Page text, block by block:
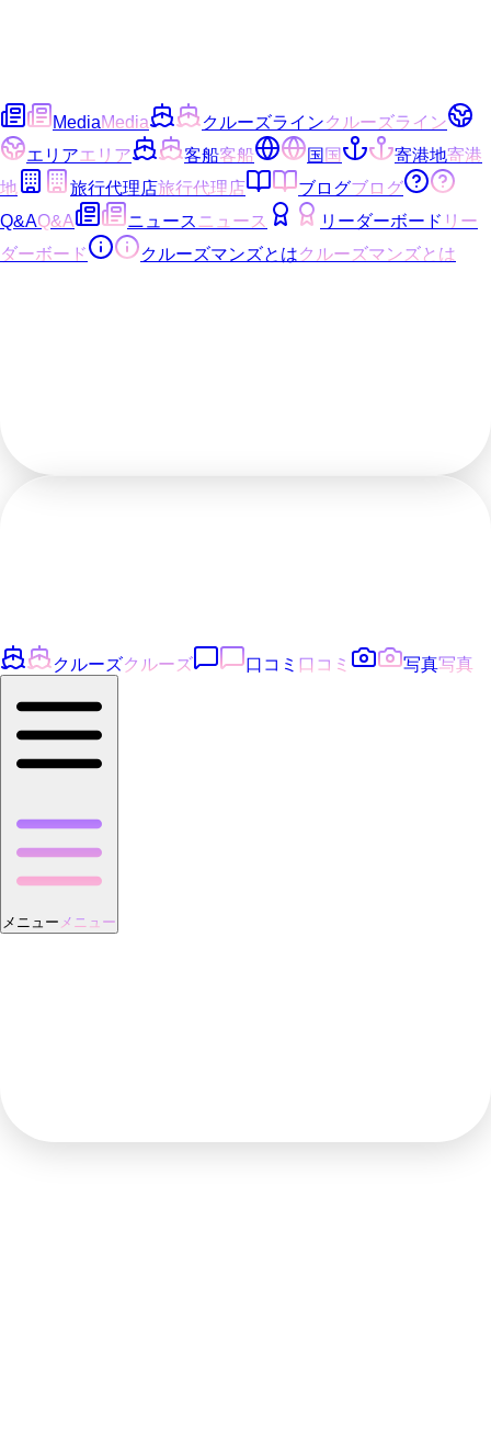
MediaMedia クルーズラインクルーズライン
エリアエリア 客船客船 国国 寄港地寄港
地
旅行代理店旅行代理店 ブログブログ
Q&AQ&A ニュース ニュース リーダーボード リー
ダーボード
クルーズマンズとはクルーズマンズとは
クルーズクルーズ 口コミ 口コミ 写真写真
メニュー メニュー